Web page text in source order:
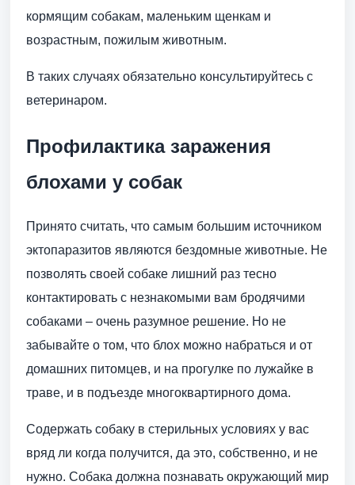
кормящим собакам, маленьким щенкам и
возрастным, пожилым животным.
В таких случаях обязательно консультируйтесь с
ветеринаром.
Профилактика заражения
блохами у собак
Принято считать, что самым большим источником
эктопаразитов являются бездомные животные. Не
позволять своей собаке лишний раз тесно
контактировать с незнакомыми вам бродячими
собаками – очень разумное решение. Но не
забывайте о том, что блох можно набраться и от
домашних питомцев, и на прогулке по лужайке в
траве, и в подъезде многоквартирного дома.
Содержать собаку в стерильных условиях у вас
вряд ли когда получится, да это, собственно, и не
нужно. Собака должна познавать окружающий мир